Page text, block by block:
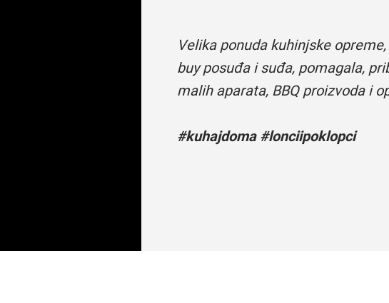
Velika ponuda kuhinjske
buy posuđa i suđa, pomagala,
malih aparata, BBQ proizvoda i
#kuhajdoma #lonciipoklopci